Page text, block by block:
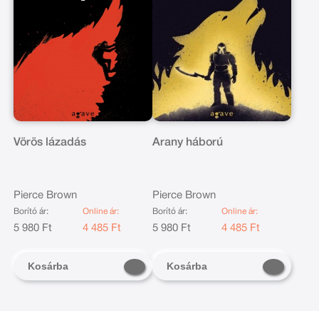
Vörös lázadás
Pierce Brown
Borító ár:
5 980 Ft
Online ár:
4 485 Ft
Kosárba
Arany háború
Pierce Brown
Borító ár:
5 980 Ft
Online ár:
4 485 Ft
Kosárba